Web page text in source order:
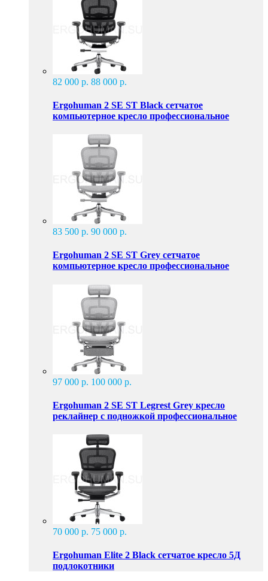
82 000 р. 88 000 р.
Ergohuman 2 SE ST Black сетчатое
компьютерное кресло профессиональное
83 500 р. 90 000 р.
Ergohuman 2 SE ST Grey сетчатое
компьютерное кресло профессиональное
97 000 р. 100 000 р.
Ergohuman 2 SE ST Legrest Grey кресло
реклайнер с подножкой профессиональное
70 000 р. 75 000 р.
Ergohuman Elite 2 Black сетчатое кресло 5Д
подлокотники